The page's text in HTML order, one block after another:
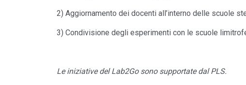
2) Aggiornamento dei docenti all’interno delle scuole
3) Condivisione degli esperimenti con le scuole
Le iniziative del Lab2Go sono supportate dal PLS.